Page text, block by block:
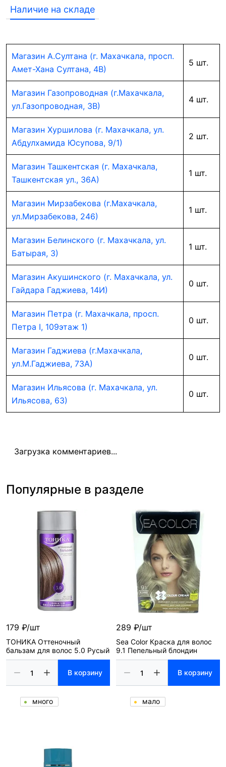
Наличие на складе
Магазин А.Султана (г. Махачкала, просп.
Амет-Хана Султана, 4В)
5 шт.
Магазин Газопроводная (г.Махачкала,
ул.Газопроводная, 3В)
4 шт.
Магазин Хуршилова (г. Махачкала, ул.
Абдулхамида Юсупова, 9/1)
2 шт.
Магазин Ташкентская (г. Махачкала,
Ташкентская ул., 36А)
1 шт.
Магазин Мирзабекова (г.Махачкала,
ул.Мирзабекова, 246)
1 шт.
Магазин Белинского (г. Махачкала, ул.
Батырая, 3)
1 шт.
Магазин Акушинского (г. Махачкала, ул.
Гайдара Гаджиева, 14И)
0 шт.
Магазин Петра (г. Махачкала, просп.
Петра I, 109этаж 1)
0 шт.
Магазин Гаджиева (г.Махачкала,
ул.М.Гаджиева, 73А)
0 шт.
Магазин Ильясова (г. Махачкала, ул.
Ильясова, 63)
0 шт.
Загрузка комментариев...
Популярные в разделе
179 ₽/шт
ТОНИКА Оттеночный
бальзам для волос 5.0 Русый
В корзину
много
289 ₽/шт
Sea Color Краска для волос
9.1 Пепельный блондин
В корзину
мало